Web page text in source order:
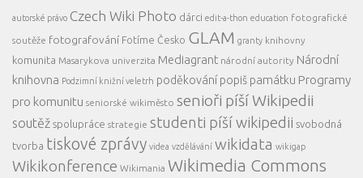
autorské právo Czech Wiki Photo dárci edit-a-thon education fotografické
soutěže fotografování Fotíme Česko GLAM granty knihovny
komunita Masarykova univerzita Mediagrant národní autority Národní
knihovna Podzimní knižní veletrh poděkování popiš památku Programy
pro komunitu seniorské wikiměsto senioři píší Wikipedii
soutěž spolupráce strategie studenti píší wikipedii svobodná
tvorba tiskové zprávy videa vzdělávání wikidata wikigap
Wikikonference Wikimania Wikimedia Commons